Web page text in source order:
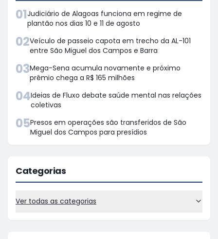
01Judiciário de Alagoas funciona em regime de
plantão nos dias 10 e 11 de agosto
02Veículo de passeio capota em trecho da AL-101
entre São Miguel dos Campos e Barra
03Mega-Sena acumula novamente e próximo
prêmio chega a R$ 165 milhões
04Ideias de Fluxo debate saúde mental nas relações
coletivas
05Presos em operações são transferidos de São
Miguel dos Campos para presídios
Categorias
Ver todas as categorias